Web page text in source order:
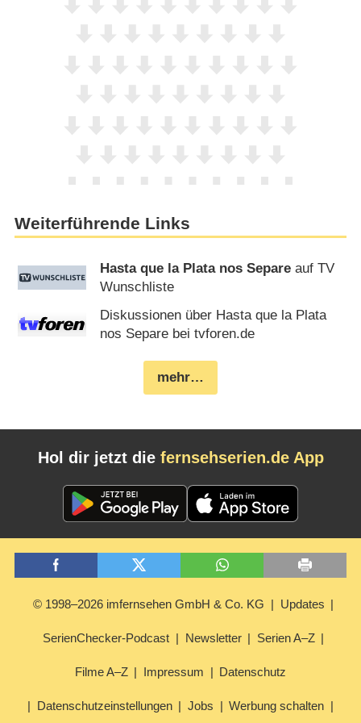
Weiterführende Links
Hasta que la Plata nos Separe auf TV
Wunschliste
Diskussionen über Hasta que la Plata
nos Separe bei tvforen.de
mehr…
Hol dir jetzt die fernsehserien.de App
© 1998–2026 imfernsehen GmbH & Co. KG Updates
SerienChecker-Podcast Newsletter Serien A–Z
Filme A–Z Impressum Datenschutz
Datenschutzeinstellungen Jobs Werbung schalten